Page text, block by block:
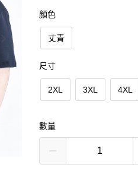
顏色
丈青
尺寸
2XL 3XL 4XL
數量